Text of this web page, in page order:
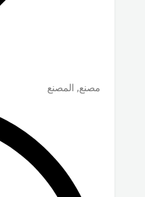
مصنع, المصنع